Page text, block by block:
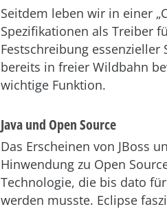
Seitdem leben wir in einer
Spezifikationen als Treiber
Festschreibung
bereits in freier Wildbahn
wichtige Funktion.
Java und Open Source
Das Erscheinen von JBoss
Hinwendung zu Open
Technologie, die bis dato
werden musste. Eclipse